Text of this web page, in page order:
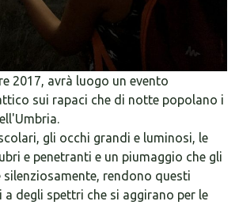
2017, avrà luogo un evento
sui rapaci che di notte popolano i
gli occhi grandi e luminosi, le
e penetranti e un piumaggio che gli
rendono questi
degli spettri che si aggirano per le